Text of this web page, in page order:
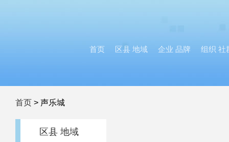
首页 区县 地域 企业 品牌 组织 社
首页 > 声乐城
区县 地域